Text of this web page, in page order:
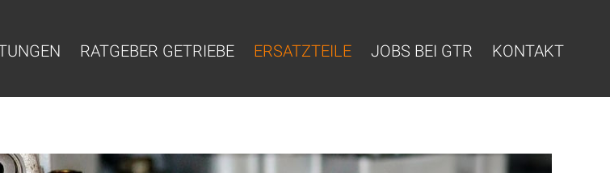
RATGEBER GETRIEBE ERSATZTEILE JOBS BEI GTR KONTAKT